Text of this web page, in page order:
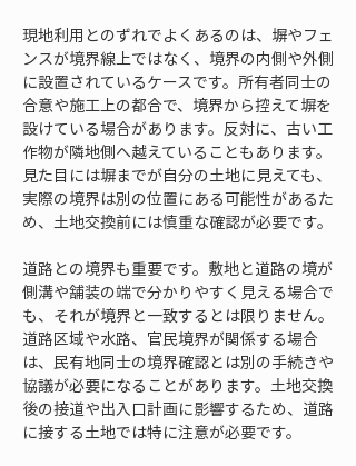
現地利用とのずれでよくあるのは、塀やフェ
ンスが境界線上ではなく、境界の内側や外側
に設置されているケースです。所有者同士の
合意や施工上の都合で、境界から控えて塀を
設けている場合があります。反対に、古い工
作物が隣地側へ越えていることもあります。
見た目には塀までが自分の土地に見えても、
実際の境界は別の位置にある可能性があるた
め、土地交換前には慎重な確認が必要です。
道路との境界も重要です。敷地と道路の境が
側溝や舗装の端で分かりやすく見える場合で
も、それが境界と一致するとは限りません。
道路区域や水路、官民境界が関係する場合
は、民有地同士の境界確認とは別の手続きや
協議が必要になることがあります。土地交換
後の接道や出入口計画に影響するため、道路
に接する土地では特に注意が必要です。